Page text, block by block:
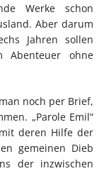
Werke schon
Aber darum
Jahren sollen
Abenteuer ohne
noch per Brief,
„Parole Emil“
deren Hilfe der
gemeinen Dieb
der inzwischen